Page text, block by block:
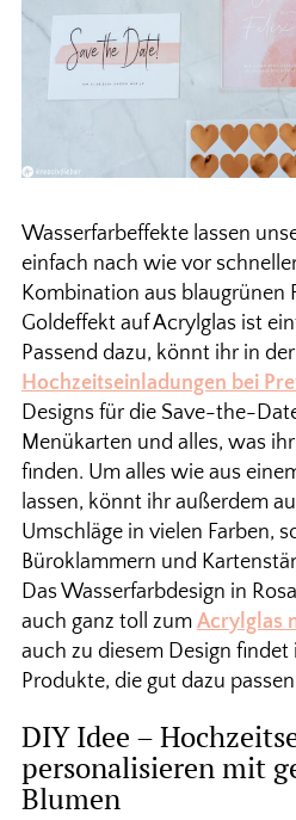
Wasserfarbeffekte lassen
einfach nach wie vor
Kombination aus blaugrünen
Goldeffekt auf Acrylglas ist
Passend dazu, könnt ihr in
Hochzeitseinladungen bei
Designs für die Save-the-
Menükarten und alles, was
finden. Um alles wie aus
lassen, könnt ihr außerdem
Umschläge in vielen Farben,
Büroklammern und
Das Wasserfarbdesign in
auch ganz toll zum Acrylglas
auch zu diesem Design
Produkte, die gut dazu
DIY Idee –
personalisieren mit
Blumen